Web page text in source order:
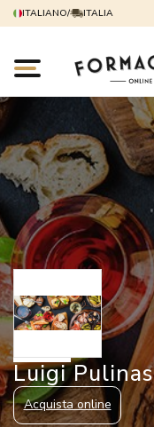
ITALIANO/ ITALIA
Luigi Pulinas
Acquista online